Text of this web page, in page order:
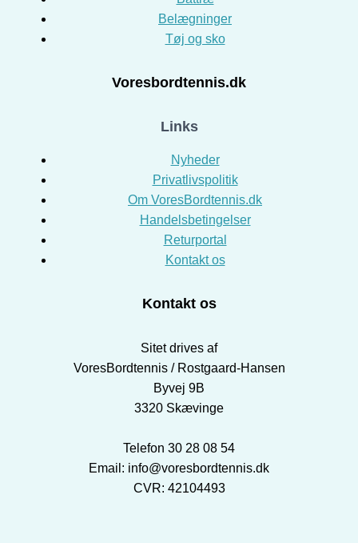
Belægninger
Tøj og sko
Voresbordtennis.dk
Links
Nyheder
Privatlivspolitik
Om VoresBordtennis.dk
Handelsbetingelser
Returportal
Kontakt os
Kontakt os
Sitet drives af
VoresBordtennis / Rostgaard-Hansen
Byvej 9B
3320 Skævinge
Telefon 30 28 08 54
Email: info@voresbordtennis.dk
CVR: 42104493